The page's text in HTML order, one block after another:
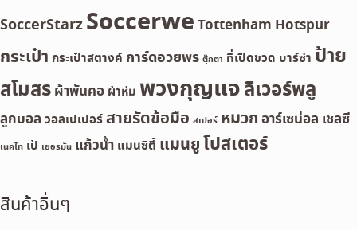
SoccerStarzSoccerwe Tottenham Hotspur
กระเป๋า กระเป๋าสตางค์ การ์ดอวยพร ตุ๊กตา ที่เปิดขวด บาร์ซ่า ป้าย
สโมสร ผ้าพันคอ ผ้าห่ม พวงกุญแจลิเวอร์พลู
ลูกบอล วอลเปเปอร์สายรัดข้อมือ สเปอร์ หมวก อาร์เซน่อล เชลซี
เนคไท เป้ เยอรมัน แก้วน้ำ แมนซิตี้ แมนยูโปสเตอร์
สินค้าอื่นๆ